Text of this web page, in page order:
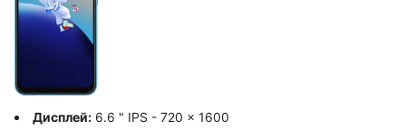
Дисплей: 6.6 " IPS - 720 x 1600